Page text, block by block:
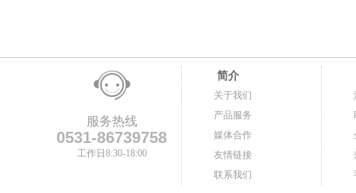
服务热线
0531-86739758
工作日8:30-18:00
简介
关于我们
产品服务
媒体合作
友情链接
联系我们